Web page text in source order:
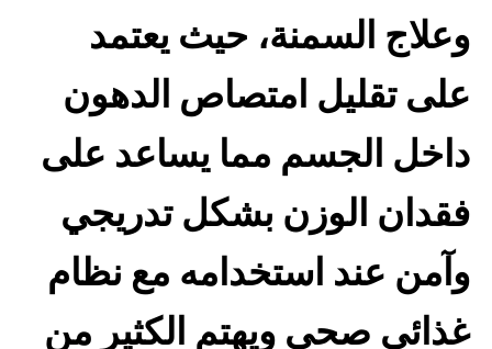
وعلاج السمنة، حيث يعتمد
على تقليل امتصاص الدهون
داخل الجسم مما يساعد على
فقدان الوزن بشكل تدريجي
وآمن عند استخدامه مع نظام
غذائي صحي ويهتم الكثير من